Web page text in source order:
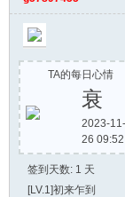
网
TA的每日心情
衰
2023-11-
26 09:52
签到天数: 1 天
[LV.1]初来乍到